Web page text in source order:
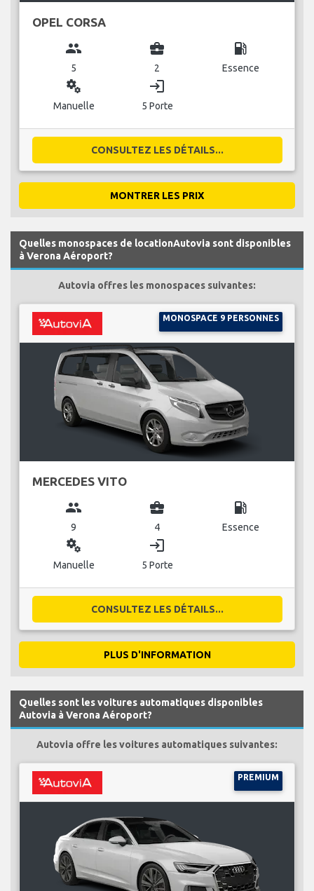
OPEL CORSA
group
5
business_center
2
local_gas_station
Essence
miscellaneous_services
Manuelle
login
5 Porte
CONSULTEZ LES DÉTAILS...
MONTRER LES PRIX
Quelles monospaces de locationAutovia sont disponibles
à Verona Aéroport?
Autovia offres les monospaces suivantes:
MONOSPACE 9 PERSONNES
MERCEDES VITO
group
9
business_center
4
local_gas_station
Essence
miscellaneous_services
Manuelle
login
5 Porte
CONSULTEZ LES DÉTAILS...
PLUS D'INFORMATION
Quelles sont les voitures automatiques disponibles
Autovia à Verona Aéroport?
Autovia offre les voitures automatiques suivantes:
PREMIUM